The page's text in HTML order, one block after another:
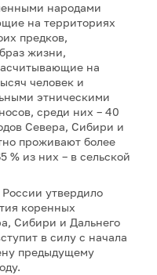
народами
на территориях
предков,
жизни,
на
человек и
этническими
среди них – 40
Севера, Сибири и
проживают более
% из них – в сельской
России утвердило
коренных
Сибири и Дальнего
в силу с начала
предыдущему